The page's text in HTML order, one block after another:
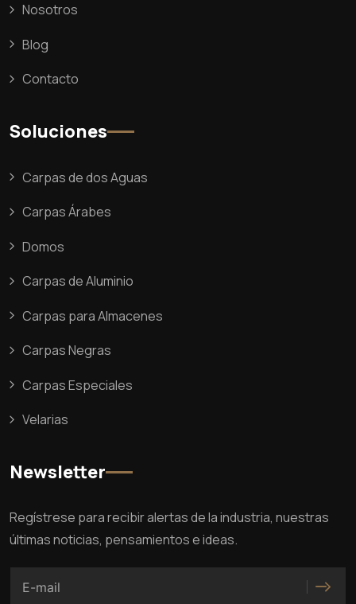
Nosotros
Blog
Contacto
Soluciones
Carpas de dos Aguas
Carpas Árabes
Domos
Carpas de Aluminio
Carpas para Almacenes
Carpas Negras
Carpas Especiales
Velarias
Newsletter
Regístrese para recibir alertas de la industria, nuestras
últimas noticias, pensamientos e ideas.